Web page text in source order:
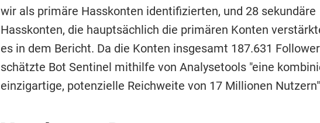
wir als primäre Hasskonten identifizierten, und 28 sekundäre
Hasskonten, die hauptsächlich die primären Konten
es in dem Bericht. Da die Konten insgesamt 187.631
schätzte Bot Sentinel mithilfe von Analysetools "eine
einzigartige, potenzielle Reichweite von 17 Millionen